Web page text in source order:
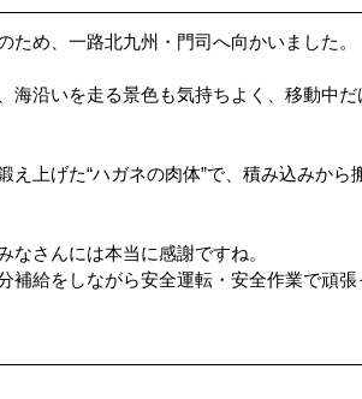
長崎ヴェルカを応援しています！
め、一路北九州・門司へ向かいました。
海沿いを走る景色も気持ちよく、移動中
上げた“ハガネの肉体”で、積み込みから
なさんには本当に感謝ですね。
給をしながら安全運転・安全作業で頑張